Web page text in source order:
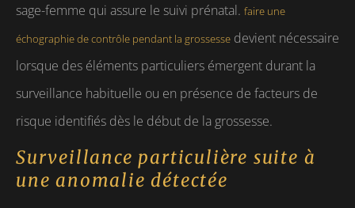
sage-femme qui assure le suivi prénatal. faire une
échographie de contrôle pendant la grossesse devient nécessaire
lorsque des éléments particuliers émergent durant la
surveillance habituelle ou en présence de facteurs de
risque identifiés dès le début de la grossesse.
Surveillance particulière suite à
une anomalie détectée